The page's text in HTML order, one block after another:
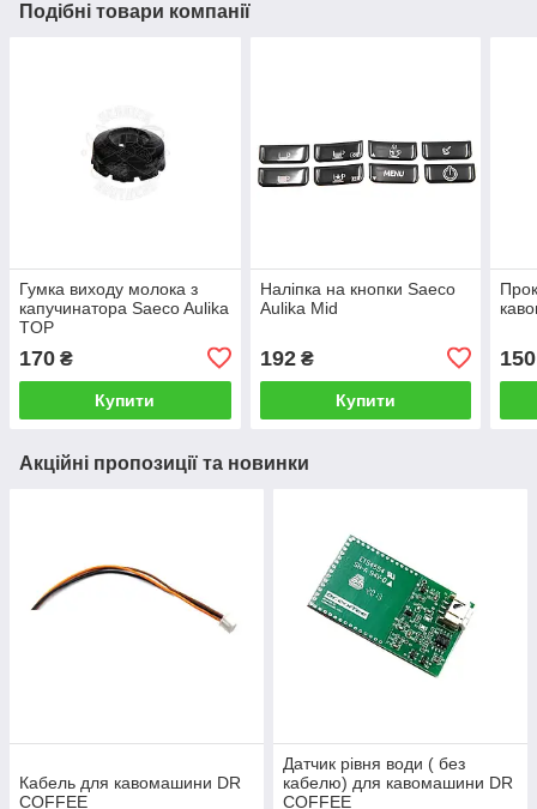
Подібні товари компанії
Гумка виходу молока з
капучинатора Saeco Aulika
TOP
170 ₴
Купити
Наліпка на кнопки Saeco
Aulika Mid
192₴
Купити
150
Акційні пропозиції та новинки
Кабель для кавомашини DR
COFFEE
Датчик рівня води ( без
кабелю) для кавомашини DR
COFFEE